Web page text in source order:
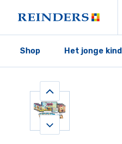
Shop Het jonge kind